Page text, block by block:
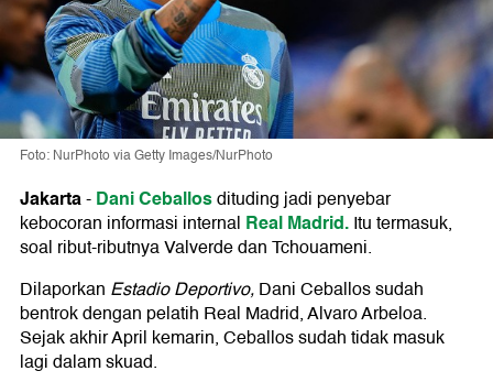
Foto: NurPhoto via Getty Images/NurPhoto
Jakarta-Dani Ceballosdituding jadi penyebar
kebocoran informasi internal Real Madrid.Itu termasuk,
soal ribut-ributnya Valverde dan Tchouameni.
Dilaporkan Estadio Deportivo,Dani Ceballos sudah
bentrok dengan pelatih Real Madrid, Alvaro Arbeloa.
Sejak akhir April kemarin, Ceballos sudah tidak masuk
lagi dalam skuad.